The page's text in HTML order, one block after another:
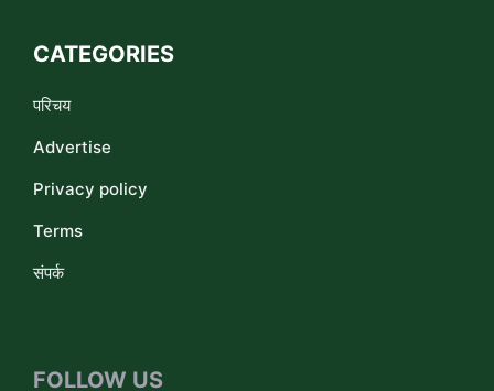
CATEGORIES
परिचय
Advertise
Privacy policy
Terms
संपर्क
FOLLOW US